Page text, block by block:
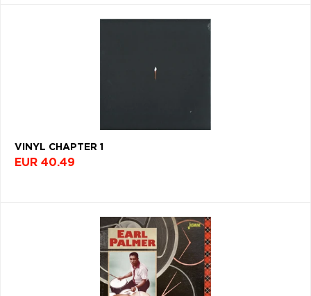
VINYL CHAPTER 1
EUR 40.49